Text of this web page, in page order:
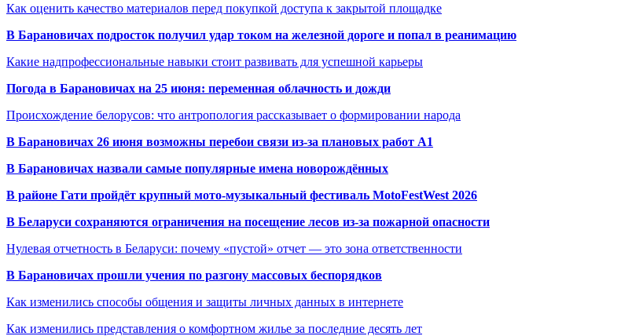
Как оценить качество материалов перед покупкой доступа к закрытой площадке
В Барановичах подросток получил удар током на железной дороге и попал в реанимацию
Какие надпрофессиональные навыки стоит развивать для успешной карьеры
Погода в Барановичах на 25 июня: переменная облачность и дожди
Происхождение белорусов: что антропология рассказывает о формировании народа
В Барановичах 26 июня возможны перебои связи из-за плановых работ A1
В Барановичах назвали самые популярные имена новорождённых
В районе Гати пройдёт крупный мото-музыкальный фестиваль MotoFestWest 2026
В Беларуси сохраняются ограничения на посещение лесов из-за пожарной опасности
Нулевая отчетность в Беларуси: почему «пустой» отчет — это зона ответственности
В Барановичах прошли учения по разгону массовых беспорядков
Как изменились способы общения и защиты личных данных в интернете
Как изменились представления о комфортном жилье за последние десять лет